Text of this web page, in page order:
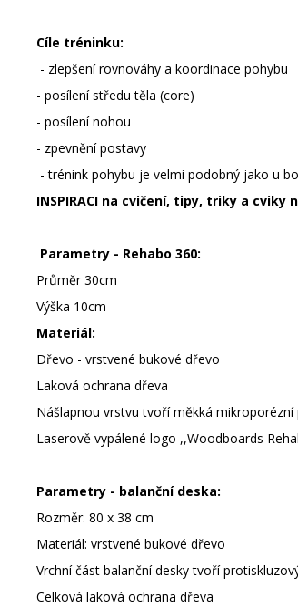
Cíle tréninku:
- zlepšení rovnováhy a koordinace pohybu
- posílení středu těla (core)
- posílení nohou
- zpevnění postavy
- trénink pohybu je velmi podobný jako u
INSPIRACI na cvičení, tipy, triky a
Parametry - Rehabo 360:
Průměr 30cm
Výška 10cm
Materiál:
Dřevo - vrstvené bukové dřevo
Laková ochrana dřeva
Nášlapnou vrstvu tvoří měkká mikroporézní
Laserově vypálené logo ,,Woodboards
Parametry - balanční deska:
Rozměr: 80 x 38 cm
Materiál: vrstvené bukové dřevo
Vrchní část balanční desky tvoří
Celková laková ochrana dřeva